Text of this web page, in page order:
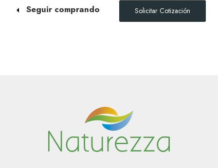
Solicitar Cotización
Seguir comprando